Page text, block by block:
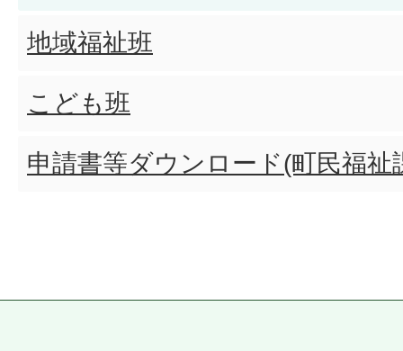
地域福祉班
こども班
申請書等ダウンロード(町民福祉